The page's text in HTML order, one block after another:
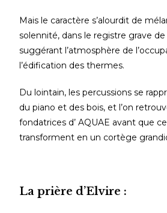
Mais le caractère s’alourdit de
solennité, dans le registre grave de
suggérant l’atmosphère de
l’édification des thermes.
Du lointain, les percussions se
du piano et des bois, et l’on
fondatrices d’ AQUAE avant que
transforment en un cortège
La prière d’Elvire :